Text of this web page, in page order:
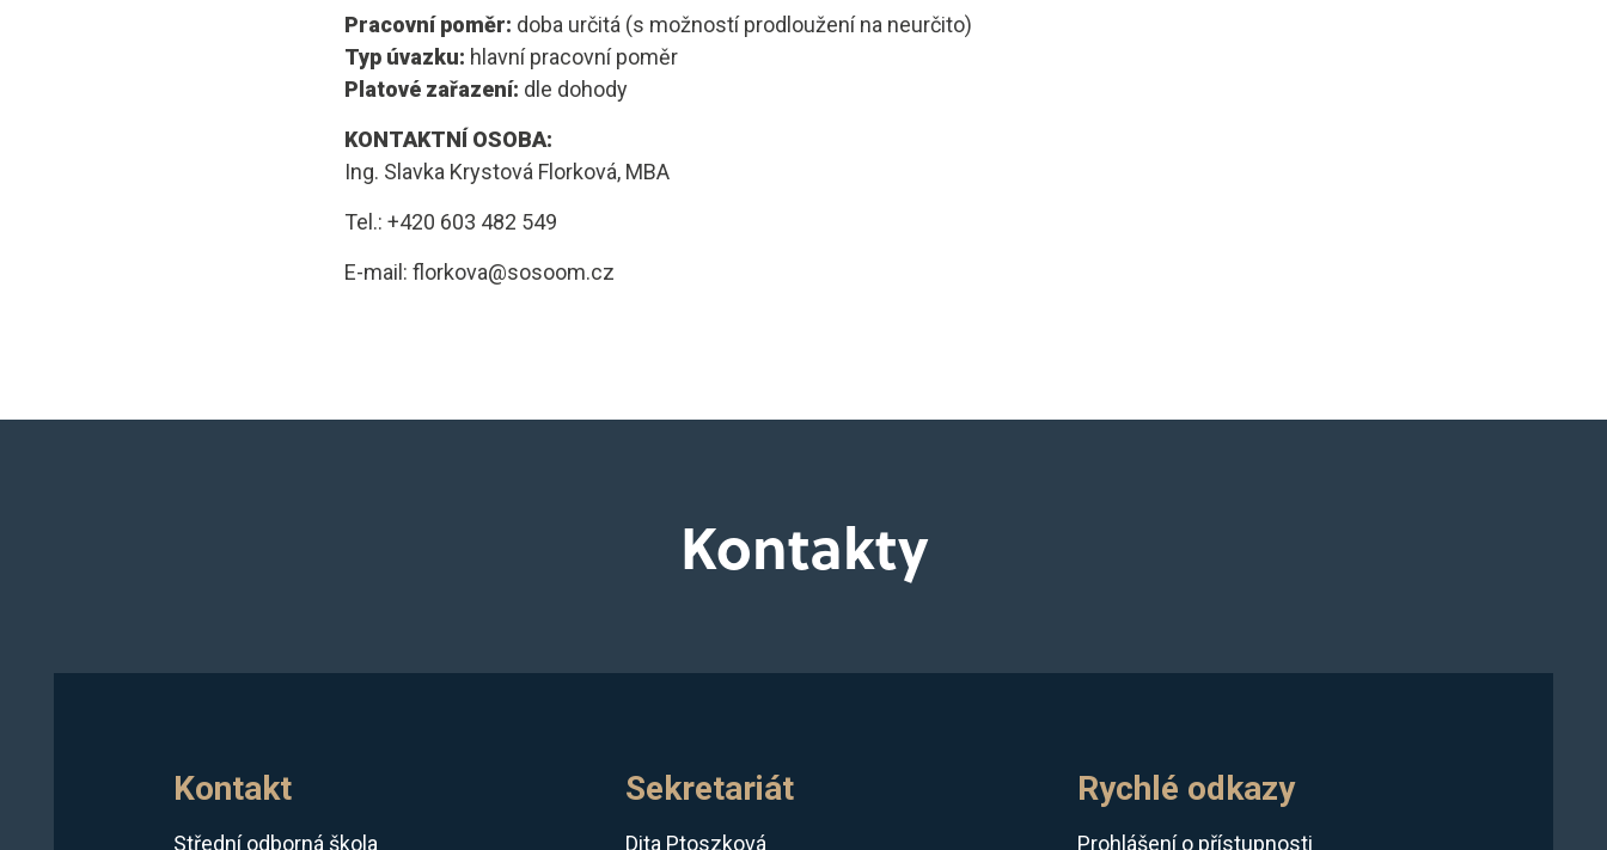
Pracovní poměr: doba určitá (s možností prodloužení na neurčito)
Typ úvazku: hlavní pracovní poměr
Platové zařazení: dle dohody
KONTAKTNÍ OSOBA:
Ing. Slavka Krystová Florková, MBA
Tel.: +420 603 482 549
E-mail: florkova@sosoom.cz
Kontakty
Kontakt
Střední odborná škola
Sekretariát
Dita Ptoszková
Rychlé odkazy
Prohlášení o přístupnosti